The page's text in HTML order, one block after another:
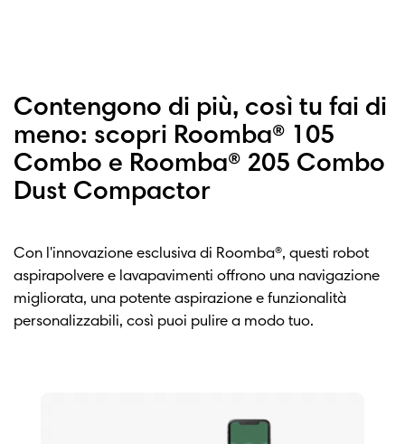
Contengono di più, così tu fai di
meno: scopri Roomba® 105
Combo e Roomba® 205 Combo
Dust Compactor
Con l'innovazione esclusiva di Roomba®, questi robot
aspirapolvere e lavapavimenti offrono una navigazione
migliorata, una potente aspirazione e funzionalità
personalizzabili, così puoi pulire a modo tuo.